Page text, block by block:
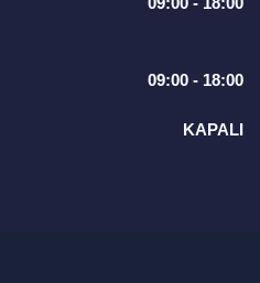
09:00 - 18:00
KAPALI